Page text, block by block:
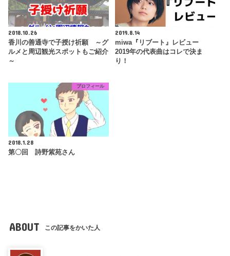
2018.10.26
香川の善通寺で子授け祈願 ～グ
ルメと周辺観光スポットもご紹介
～
2019.8.14
miwa『リブート』レビュー
2019年の代表曲はコレで決ま
り！
プロフィール
2018.1.28
第〇回 詩野紫苑さん
ABOUT この記事をかいた人